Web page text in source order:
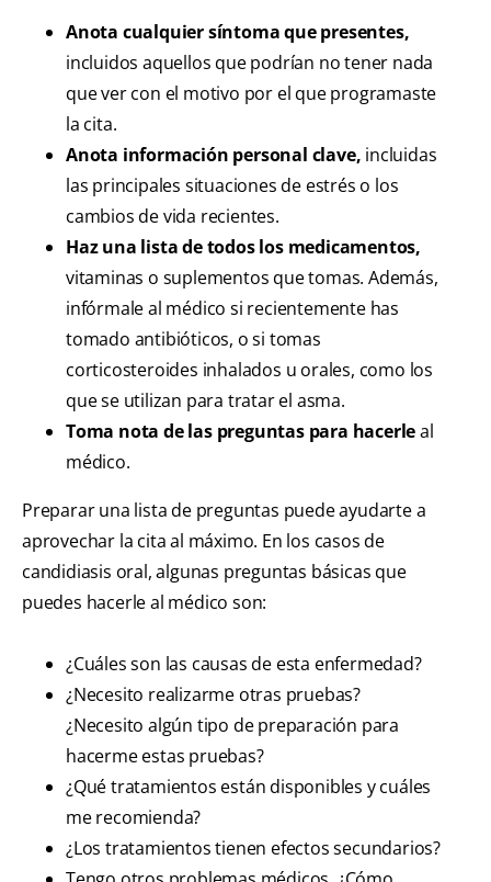
Anota cualquier síntoma que presentes,
incluidos aquellos que podrían no tener nada
que ver con el motivo por el que programaste
la cita.
Anota información personal clave, incluidas
las principales situaciones de estrés o los
cambios de vida recientes.
Haz una lista de todos los medicamentos,
vitaminas o suplementos que tomas. Además,
infórmale al médico si recientemente has
tomado antibióticos, o si tomas
corticosteroides inhalados u orales, como los
que se utilizan para tratar el asma.
Toma nota de las preguntas para hacerleal
médico.
Preparar una lista de preguntas puede ayudarte a
aprovechar la cita al máximo. En los casos de
candidiasis oral, algunas preguntas básicas que
puedes hacerle al médico son:
¿Cuáles son las causas de esta enfermedad?
¿Necesito realizarme otras pruebas?
¿Necesito algún tipo de preparación para
hacerme estas pruebas?
¿Qué tratamientos están disponibles y cuáles
me recomienda?
¿Los tratamientos tienen efectos secundarios?